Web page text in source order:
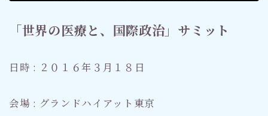
「世界の医療と、国際政治」サミット
日時 : ２０１６年３月１８日
会場 : グランドハイアット東京